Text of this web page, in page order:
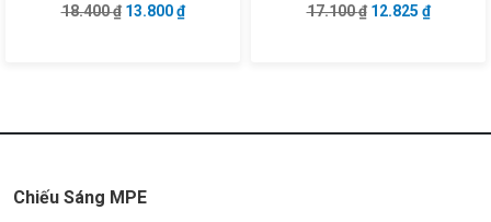
18.400₫ Giá gốc là: 18.400 ₫.
13.800₫Giá hiện tại là: 13.800 ₫.
17.100₫ Giá gốc là:
12.825 ₫Giá hiện
Chiếu Sáng MPE